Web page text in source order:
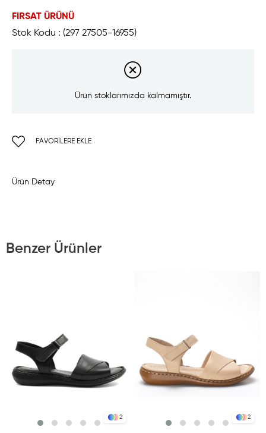
FIRSAT ÜRÜNÜ
Stok Kodu
(297 27505-16955)
Ürün stoklarımızda kalmamıştır.
FAVORILERE EKLE
Ürün Detay
Benzer Ürünler
2 2